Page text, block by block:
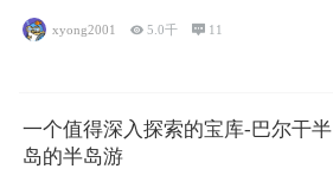
部，
xyong2001  5.0千  11
一个值得深入探索的宝库-巴尔干半
岛的半岛游